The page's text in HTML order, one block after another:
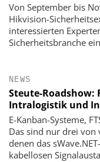
Von September bis
Hikvision-
interessierten
Sicherheitsbranche
NEWS
Steute-
Intralogistik und
E-Kanban-Systeme,
Das sind nur drei von
denen das
kabellosen